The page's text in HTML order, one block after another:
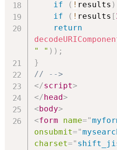
if ( ! results )
if
( ! results [
return
" " ) ) ;
}
// -->
</script>
</ head>
< body>
<form name="
onsubmit="
charset="